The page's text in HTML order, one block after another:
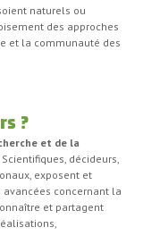
naturels ou
des approches
et la communauté des
?
et de la
décideurs,
exposent et
avancées concernant la
et partagent